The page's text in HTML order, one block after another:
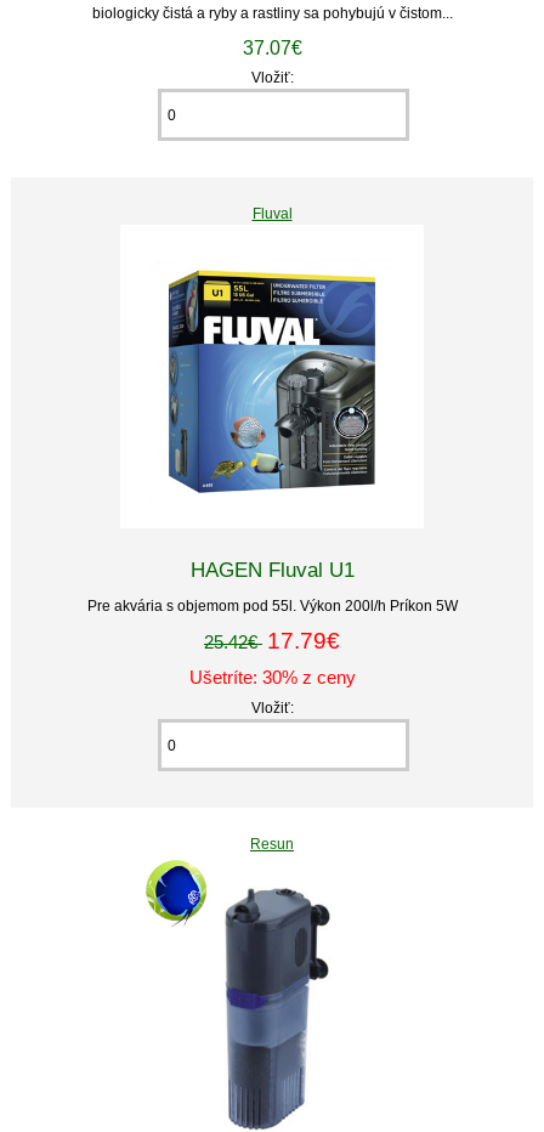
biologicky čistá a ryby a rastliny sa pohybujú v čistom...
37.07€
Vložiť:
Fluval
HAGEN Fluval U1
Pre akvária s objemom pod 55l. Výkon 200l/h Príkon 5W
25.42€ 17.79€
Ušetríte: 30% z ceny
Vložiť:
Resun